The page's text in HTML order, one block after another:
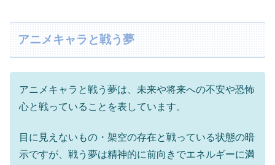
アニメキャラと戦う夢
アニメキャラと戦う夢は、未来や将来への不安や恐怖
心と戦っていることを表しています。
目に見えないもの・架空の存在と戦っている状態の暗
示ですが、戦う夢は精神的に前向きでエネルギーに満